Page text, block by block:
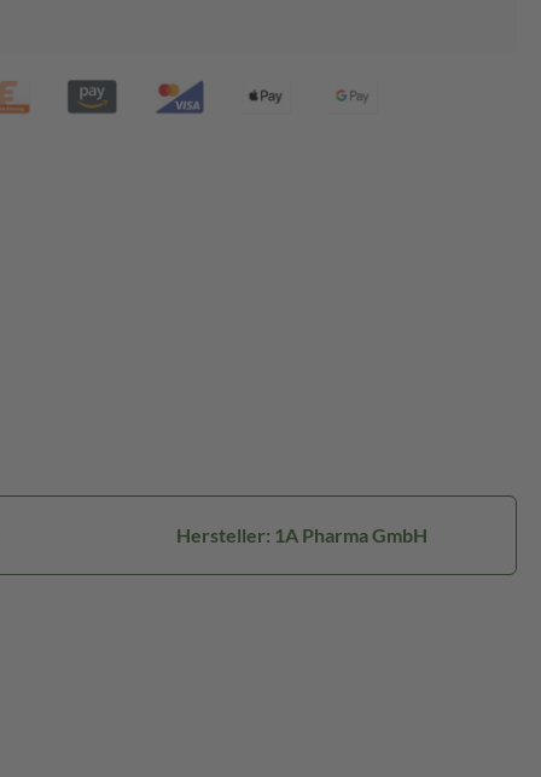
Hersteller: 1A Pharma GmbH